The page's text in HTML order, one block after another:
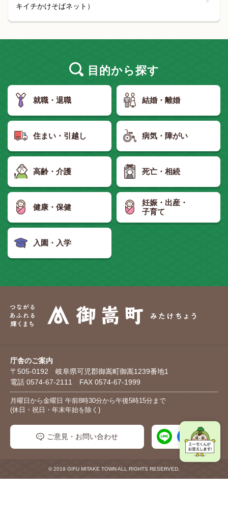
キイチかけそばネット）
目的から探す
就職・退職 結婚・離婚
住まい・引越し 病気・障がい
高齢・介護 死亡・相続
健康・保健
妊娠・出産・
子育て
入園・入学
庁舎のご案内
〒505-0192 岐阜県可児郡御嵩町御嵩1239番地1
電話 0574-67-2111 FAX 0574-67-1999
月曜日から金曜日 午前8時30分から午後5時15分まで
(休日・祝日・年末年始を除く)
ご意見・お問い合わせ
© 2019 GIFU MITAKE TOWN ALL RIGHTS RESERVED.